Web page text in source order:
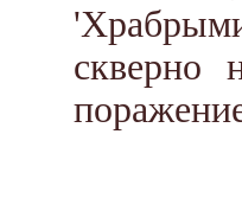
скверно